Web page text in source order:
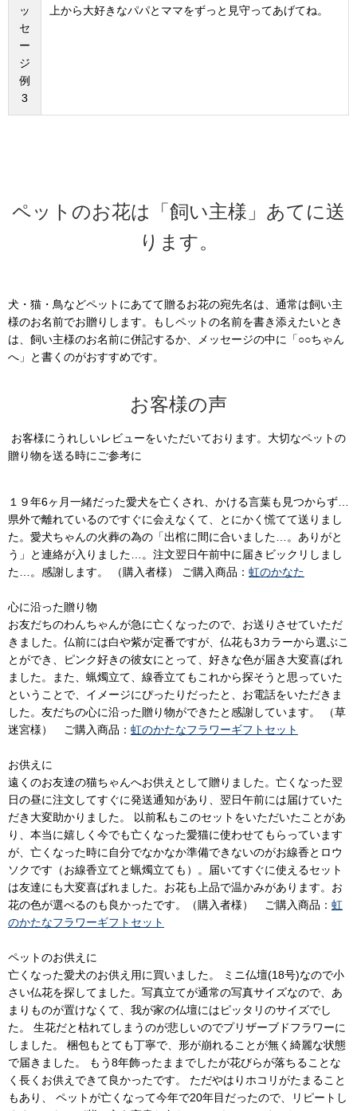
ッ
セ
ー
ジ
例
3
上から大好きなパパとママをずっと見守ってあげてね。
ペットのお花は「飼い主様」あてに送
ります。
犬・猫・鳥などペットにあてて贈るお花の宛先名は、通常は飼い主
様のお名前でお贈りします。もしペットの名前を書き添えたいとき
は、飼い主様のお名前に併記するか、メッセージの中に「○○ちゃん
へ」と書くのがおすすめです。
お客様の声
お客様にうれしいレビューをいただいております。大切なペットの
贈り物を送る時にご参考に
１９年6ヶ月一緒だった愛犬を亡くされ、かける言葉も見つからず…
県外で離れているのですぐに会えなくて、とにかく慌てて送りまし
た。愛犬ちゃんの火葬の為の「出棺に間に合いました…。ありがと
う」と連絡が入りました…。注文翌日午前中に届きビックリしまし
た…。感謝します。 （購入者様） ご購入商品： 虹のかなた
心に沿った贈り物
お友だちのわんちゃんが急に亡くなったので、お送りさせていただ
きました。仏前には白や紫が定番ですが、仏花も3カラーから選ぶこ
とができ、ピンク好きの彼女にとって、好きな色が届き大変喜ばれ
ました。また、蝋燭立て、線香立てもこれから探そうと思っていた
ということで、イメージにぴったりだったと、お電話をいただきま
した。友だちの心に沿った贈り物ができたと感謝しています。 （草
迷宮様） ご購入商品： 虹のかたなフラワーギフトセット
お供えに
遠くのお友達の猫ちゃんへお供えとして贈りました。亡くなった翌
日の昼に注文してすぐに発送通知があり、翌日午前には届けていた
だき大変助かりました。 以前私もこのセットをいただいたことがあ
り、本当に嬉しく今でも亡くなった愛猫に使わせてもらっています
が、亡くなった時に自分でなかなか準備できないのがお線香とロウ
ソクです（お線香立てと蝋燭立ても）。届いてすぐに使えるセット
は友達にも大変喜ばれました。お花も上品で温かみがあります。お
花の色が選べるのも良かったです。（購入者様） ご購入商品： 虹
のかたなフラワーギフトセット
ペットのお供えに
亡くなった愛犬のお供え用に買いました。 ミニ仏壇(18号)なので小
さい仏花を探してました。写真立てが通常の写真サイズなので、あ
まりものが置けなくて、我が家の仏壇にはピッタリのサイズでし
た。 生花だと枯れてしまうのが悲しいのでプリザーブドフラワーに
しました。 梱包もとても丁寧で、形が崩れることが無く綺麗な状態
で届きました。 もう8年飾ったままでしたが花びらが落ちることな
く長くお供えできて良かったです。 ただやはりホコリがたまること
もあり、 ペットが亡くなって今年で20年目だったので、リピートし